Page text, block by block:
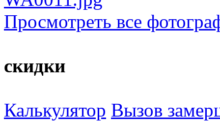
Просмотреть все
скидки
Калькулятор Вызов